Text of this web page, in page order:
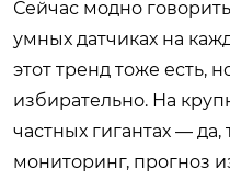
Сейчас модно
умных датчиках на
этот тренд тоже есть,
избирательно. На
частных гигантах —
мониторинг, прогноз